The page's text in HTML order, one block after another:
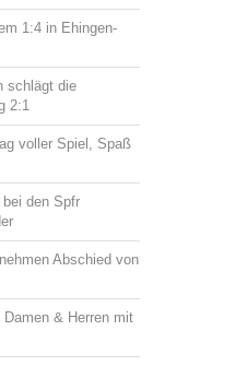
1:4 in Ehingen-
schlägt die
2:1
voller Spiel, Spaß
den Spfr
Abschied von
Damen & Herren mit